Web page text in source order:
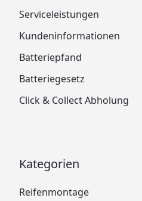
Serviceleistungen
Kundeninformationen
Batteriepfand
Batteriegesetz
Click & Collect Abholung
Kategorien
Reifenmontage